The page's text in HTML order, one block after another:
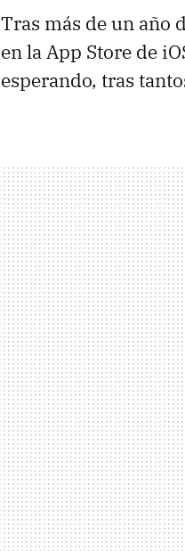
Tras más de un año
en la App Store de
esperando, tras